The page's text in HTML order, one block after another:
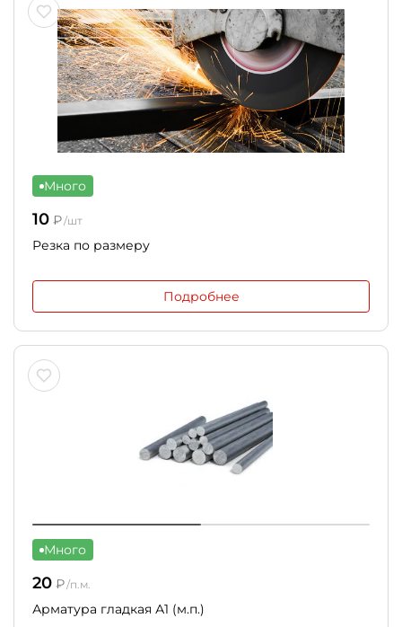
Много
10 ₽/шт
Резка по размеру
Подробнее
Много
20 ₽/п.м.
Арматура гладкая А1 (м.п.)